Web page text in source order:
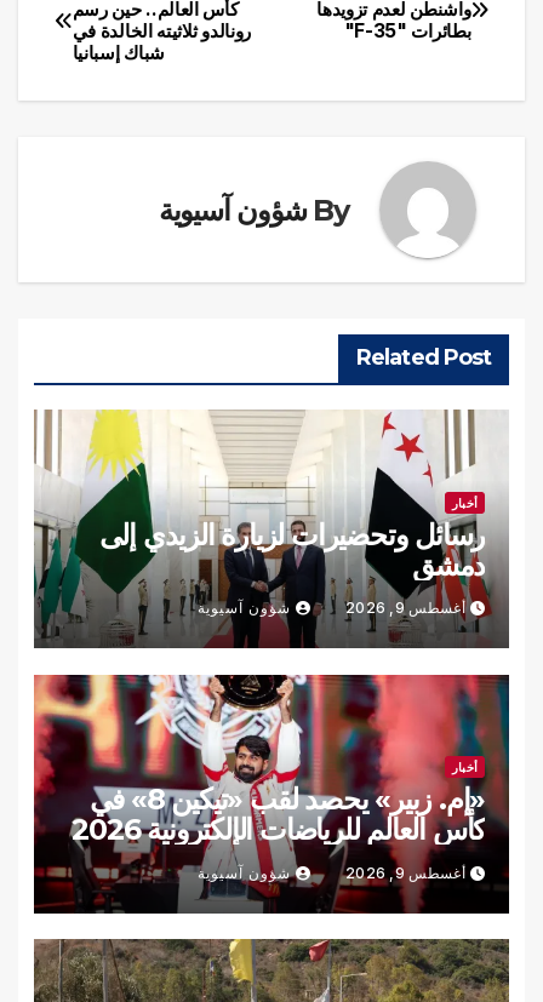
المقالات
كأس العالم.. حين رسم
رونالدو ثلاثيته الخالدة في
شباك إسبانيا
واشنطن لعدم تزويدها
بطائرات "F-35"
By شؤون آسيوية
Related Post
أخبار
رسائل وتحضيرات لزيارة الزيدي إلى
دمشق
أغسطس 9, 2026 شؤون آسيوية
أخبار
«إم. زبير» يحصد لقب «تيكين 8» في
كأس العالم للرياضات الإلكترونية 2026
أغسطس 9, 2026 شؤون آسيوية